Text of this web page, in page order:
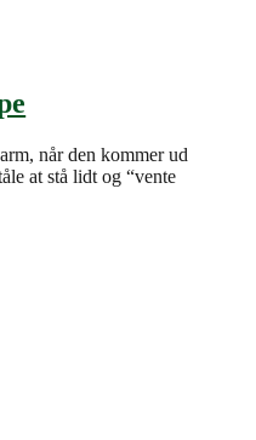
når den kommer ud
at stå lidt og “vente